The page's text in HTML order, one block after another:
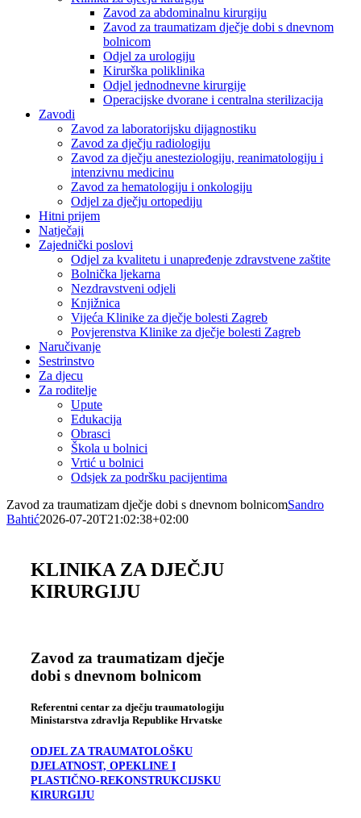
Zavod za abdominalnu kirurgiju
Zavod za traumatizam dječje dobi s dnevnom
bolnicom
Odjel za urologiju
Kirurška poliklinika
Odjel jednodnevne kirurgije
Operacijske dvorane i centralna sterilizacija
Zavodi
Zavod za laboratorijsku dijagnostiku
Zavod za dječju radiologiju
Zavod za dječju anesteziologiju, reanimatologiju i
intenzivnu medicinu
Zavod za hematologiju i onkologiju
Odjel za dječju ortopediju
Hitni prijem
Natječaji
Zajednički poslovi
Odjel za kvalitetu i unapređenje zdravstvene zaštite
Bolnička ljekarna
Nezdravstveni odjeli
Knjižnica
Vijeća Klinike za dječje bolesti Zagreb
Povjerenstva Klinike za dječje bolesti Zagreb
Naručivanje
Sestrinstvo
Za djecu
Za roditelje
Upute
Edukacija
Obrasci
Škola u bolnici
Vrtić u bolnici
Odsjek za podršku pacijentima
Zavod za traumatizam dječje dobi s dnevnom bolnicomSandro
Bahtić2026-07-20T21:02:38+02:00
KLINIKA ZA DJEČJU
KIRURGIJU
Zavod za traumatizam dječje
dobi s dnevnom bolnicom
Referentni centar za dječju traumatologiju
Ministarstva zdravlja Republike Hrvatske
ODJEL ZA TRAUMATOLOŠKU
DJELATNOST, OPEKLINE I
PLASTIČNO-REKONSTRUKCIJSKU
KIRURGIJU